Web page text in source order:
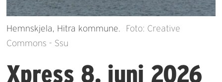
Hemnskjela, Hitra kommune.
Foto: Creative
Commons - Ssu
Xpress 8. juni 2026